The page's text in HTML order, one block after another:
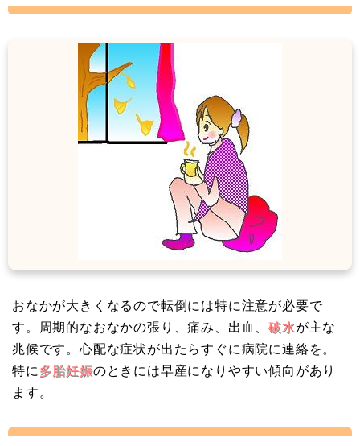
おなかが大きくなるので転倒には特に注意が必要で
す。周期的なおなかの張り、痛み、出血、破水が主な
兆候です。心配な症状が出たらすぐに病院に連絡を。
特に多胎妊娠のときには早産になりやすい傾向があり
ます。